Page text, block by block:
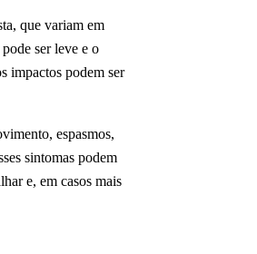
que variam em
ser leve e o
impactos podem ser
espasmos,
sintomas podem
e, em casos mais